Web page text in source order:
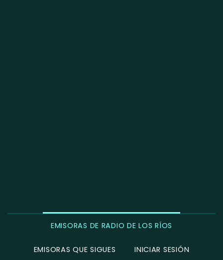
EMISORAS DE RADIO DE LOS RÍOS
EMISORAS QUE SIGUES INICIAR SESIÓN